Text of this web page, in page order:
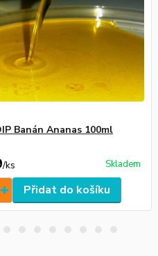
Banán Ananas 100ml
/ks Skladem
Přidat do košíku